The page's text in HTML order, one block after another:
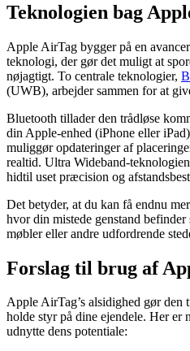
Teknologien bag
Apple AirTag bygger på en
teknologi, der gør det muligt at
nøjagtigt. To centrale teknologier,
(UWB), arbejder sammen for at
Bluetooth tillader den trådløse
din Apple-enhed (iPhone eller
muliggør opdateringer af
realtid. Ultra Wideband-
hidtil uset præcision og
Det betyder, at du kan få endnu
hvor din mistede genstand
møbler eller andre udfordrende
Forslag til brug af
Apple AirTag’s alsidighed gør
holde styr på dine ejendele. Her
udnytte dens potentiale: